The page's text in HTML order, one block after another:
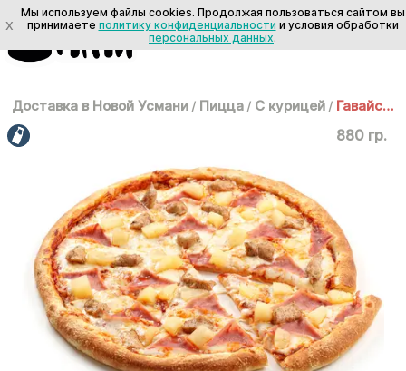
Доставка в Новой Усмани / Пицца / С курицей / Гавайская 35 см
880 гр.
X
Мы используем файлы cookies. Продолжая пользоваться сайтом вы
принимаете политику конфиденциальности и условия обработки
персональных данных.